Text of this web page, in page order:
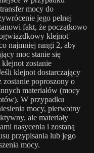
mocy do
jego pełnej
fakt, że początkowo
klejnot
najmniej rangi 2, aby
moc stanie się
zostanie
klejnot dostarczający
zostanie poproszony o
materiałów (mocy
W przypadku
mocy, pierwotny
ale materiały
nasycenia i zostaną
przypisania lub jego
mocy.